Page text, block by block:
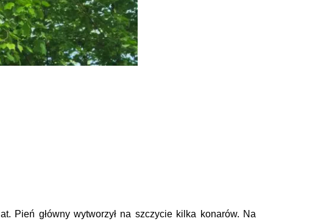
Pień główny wytworzył na szczycie kilka konarów. Na